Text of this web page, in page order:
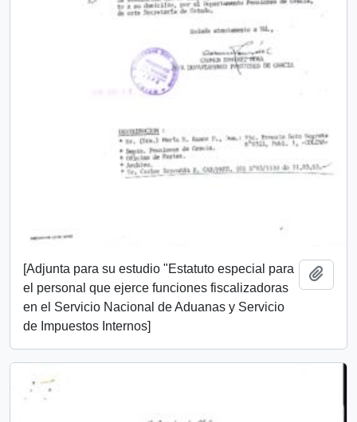
[Adjunta para su estudio "Estatuto especial para
el personal que ejerce funciones fiscalizadoras
en el Servicio Nacional de Aduanas y Servicio
de Impuestos Internos]